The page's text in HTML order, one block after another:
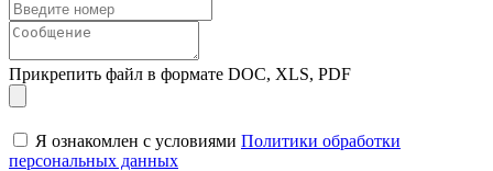
Прикрепить файл в формате DOC, XLS, PDF
Я ознакомлен с условиями Политики обработки
персональных данных